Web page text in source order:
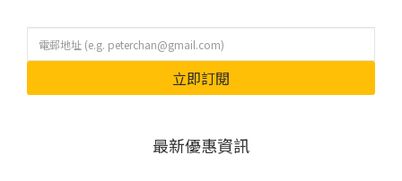
立即訂閱
最新優惠資訊